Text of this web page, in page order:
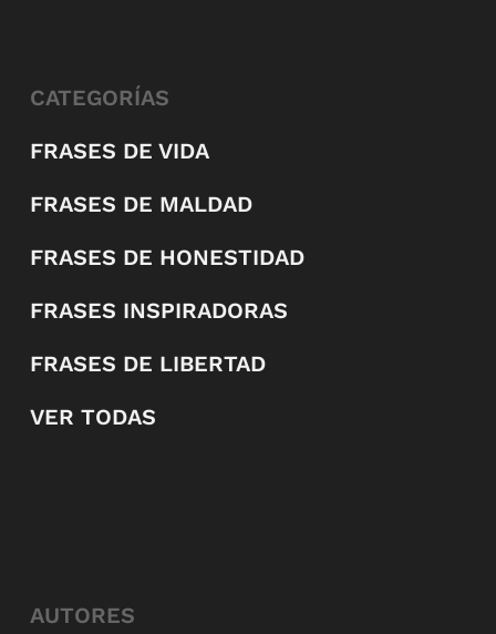
CATEGORÍAS
FRASES DE VIDA
FRASES DE MALDAD
FRASES DE HONESTIDAD
FRASES INSPIRADORAS
FRASES DE LIBERTAD
VER TODAS
AUTORES